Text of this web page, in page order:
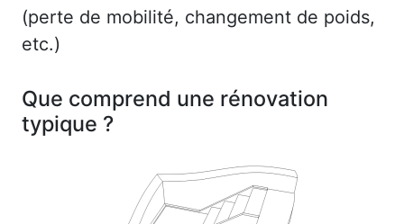
(perte de mobilité, changement de poids,
etc.)
Que comprend une rénovation
typique ?